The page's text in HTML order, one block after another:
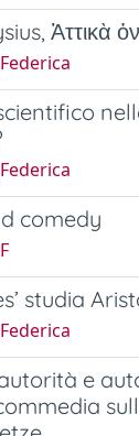
Ἀττικὰ
comedy
studia
e